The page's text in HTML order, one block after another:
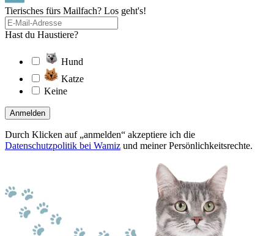
Tierisches fürs Mailfach? Los geht's!
Hast du Haustiere?
Hund
Katze
Keine
Anmelden
Durch Klicken auf „anmelden“ akzeptiere ich die
Datenschutzpolitik bei Wamiz und meiner Persönlichkeitsrechte.